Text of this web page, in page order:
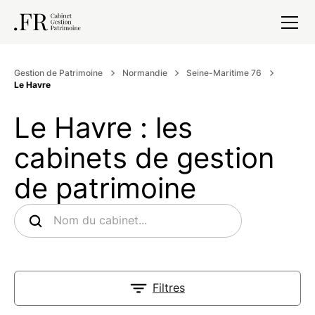
Gestion de Patrimoine Normandie
Seine-Maritime 76
Le Havre
Le Havre : les
cabinets de gestion
de patrimoine
Filtres